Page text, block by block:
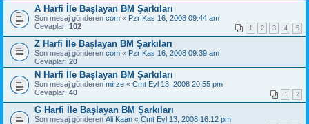
A Harfi İle Başlayan BM Şarkıları
Son mesaj gönderen com « Pzr Kas 16, 2008 09:44 am
Cevaplar: 102 1 2 3 4 5
Z Harfi İle Başlayan BM Şarkıları
Son mesaj gönderen com « Pzr Kas 16, 2008 09:39 am
Cevaplar: 20
N Harfi İle Başlayan BM Şarkıları
Son mesaj gönderen mirze « Cmt Eyl 13, 2008 20:55 pm
Cevaplar: 40 1 2
G Harfi İle Başlayan BM Şarkıları
Son mesaj gönderen Ali Kaan « Cmt Eyl 13, 2008 16:12 pm